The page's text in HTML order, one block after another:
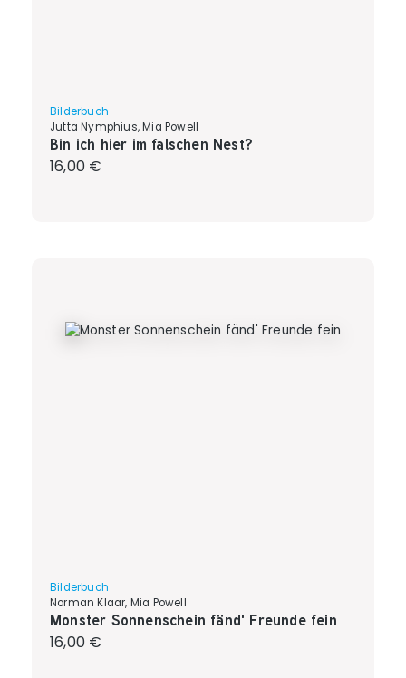
Bilderbuch
Jutta Nymphius, Mia Powell
Bin ich hier im falschen Nest?
Regulärer Preis:
16,00 €
Bilderbuch
Norman Klaar, Mia Powell
Monster Sonnenschein fänd' Freunde fein
Regulärer Preis:
16,00 €